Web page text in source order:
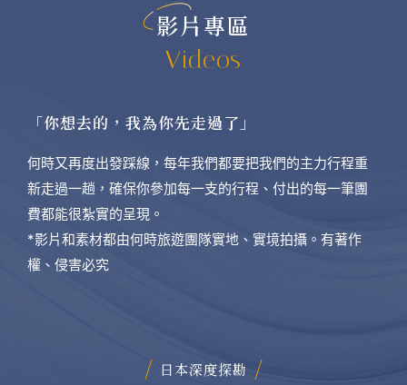
影片專區
Videos
「你想去的，我為你先走過了」
何時又再度出發踩線，每年我們都要把我們的主力行程重
新走過一趟，確保你參加每一支的行程、付出的每一筆團
費都能很紮實的呈現。
*影片和素材都由何時旅遊團隊實地、實境拍攝。有著作
權、侵害必究
日本深度探勘